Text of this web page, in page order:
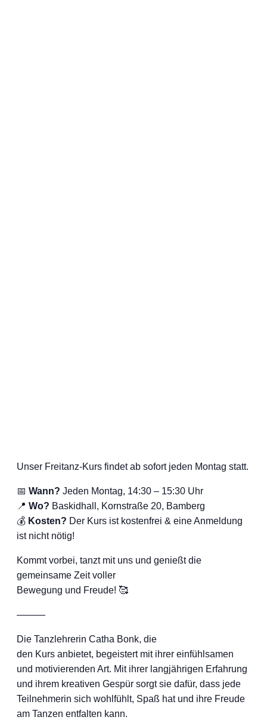
Unser Freitanz-Kurs findet ab sofort jeden Montag statt.
📅 Wann? Jeden Montag, 14:30 – 15:30 Uhr
📍 Wo? Baskidhall, Kornstraße 20, Bamberg
💰 Kosten? Der Kurs ist kostenfrei & eine Anmeldung
ist nicht nötig!
Kommt vorbei, tanzt mit uns und genießt die
gemeinsame Zeit voller
Bewegung und Freude! 🥰
———
Die Tanzlehrerin Catha Bonk, die
den Kurs anbietet, begeistert mit ihrer einfühlsamen
und motivierenden Art. Mit ihrer langjährigen Erfahrung
und ihrem kreativen Gespür sorgt sie dafür, dass jede
Teilnehmerin sich wohlfühlt, Spaß hat und ihre Freude
am Tanzen entfalten kann.